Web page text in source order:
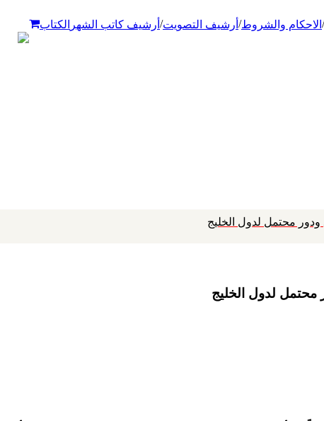
/ الاحكام والشروط/ أرشيف التصويت/ أرشيف كاتب الشهر الكتاب
محتمل لدول الخليج
لدول الخليج